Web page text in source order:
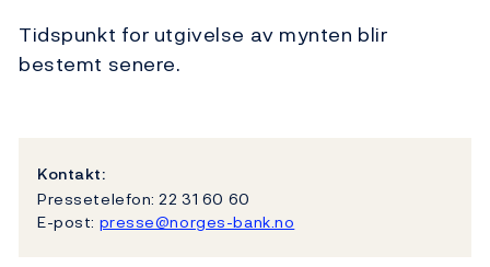
Tidspunkt for utgivelse av mynten blir
bestemt senere.
Kontakt:
Pressetelefon: 22 31 60 60
E-post: presse@norges-bank.no